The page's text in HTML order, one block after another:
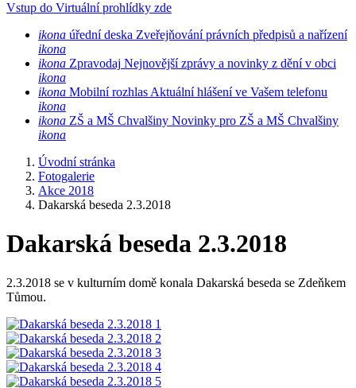
Vstup do Virtuální prohlídky zde
ikona úřední deska Zveřejňování právních předpisů a nařízení
ikona
ikona Zpravodaj Nejnovější zprávy a novinky z dění v obci
ikona
ikona Mobilní rozhlas Aktuální hlášení ve Vašem telefonu
ikona
ikona ZŠ a MŠ Chvalšiny Novinky pro ZŠ a MŠ Chvalšiny
ikona
Úvodní stránka
Fotogalerie
Akce 2018
Dakarská beseda 2.3.2018
Dakarská beseda 2.3.2018
2.3.2018 se v kulturním domě konala Dakarská beseda se Zdeňkem
Tůmou.